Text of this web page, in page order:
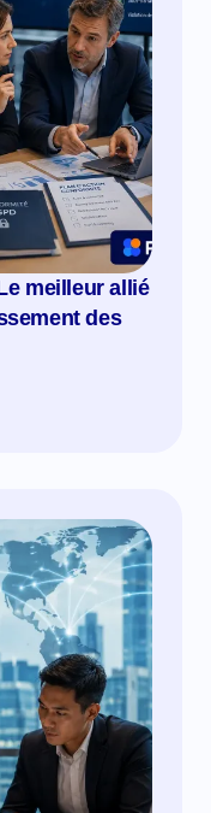
meilleur allié
des